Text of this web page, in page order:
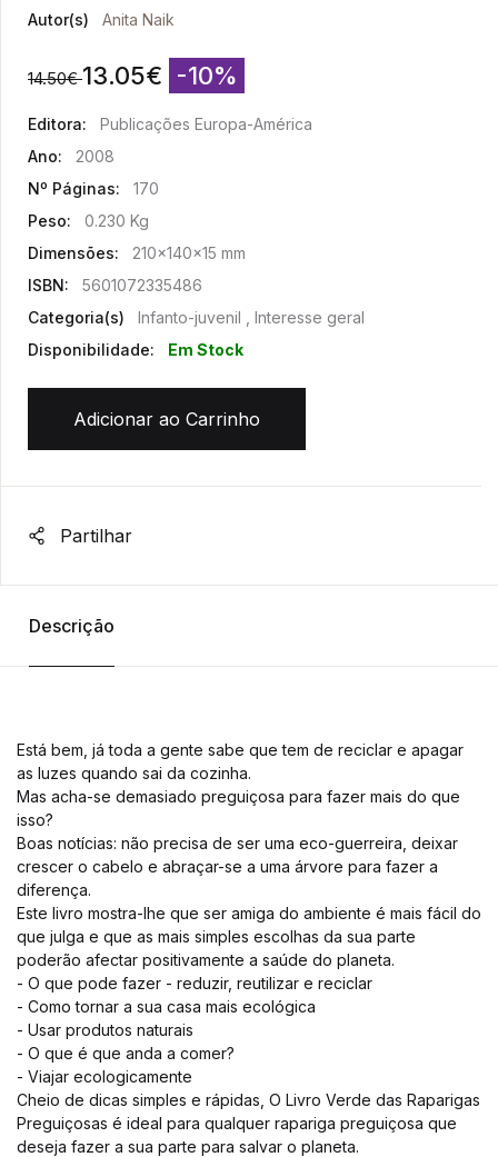
Autor(s) Anita Naik
14.50€ 13.05€ -10%
Editora:
Publicações Europa-América
Ano:
2008
Nº Páginas:
170
Peso:
0.230 Kg
Dimensões:
210x140x15 mm
ISBN:
5601072335486
Categoria(s)
Infanto-juvenil , Interesse geral
Disponibilidade:
Em Stock
Adicionar ao Carrinho
Partilhar
Descrição
Está bem, já toda a gente sabe que tem de reciclar e apagar
as luzes quando sai da cozinha.
Mas acha-se demasiado preguiçosa para fazer mais do que
isso?
Boas notícias: não precisa de ser uma eco-guerreira, deixar
crescer o cabelo e abraçar-se a uma árvore para fazer a
diferença.
Este livro mostra-lhe que ser amiga do ambiente é mais fácil do
que julga e que as mais simples escolhas da sua parte
poderão afectar positivamente a saúde do planeta.
- O que pode fazer - reduzir, reutilizar e reciclar
- Como tornar a sua casa mais ecológica
- Usar produtos naturais
- O que é que anda a comer?
- Viajar ecologicamente
Cheio de dicas simples e rápidas, O Livro Verde das Raparigas
Preguiçosas é ideal para qualquer rapariga preguiçosa que
deseja fazer a sua parte para salvar o planeta.